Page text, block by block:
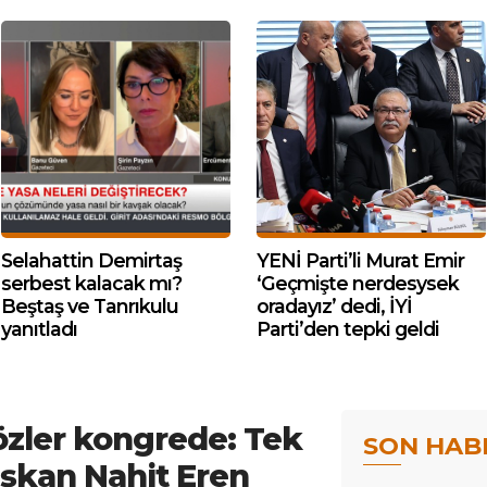
Selahattin Demirtaş
serbest kalacak mı?
Beştaş ve Tanrıkulu
yanıtladı
YENİ Parti’li Murat Emir
‘Geçmişte nerdesysek
oradayız’ dedi, İYİ
Parti’den tepki geldi
kongrede: Tek
Nahit Eren
SON